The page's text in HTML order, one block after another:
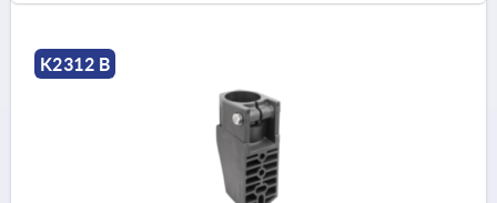
K2312 B